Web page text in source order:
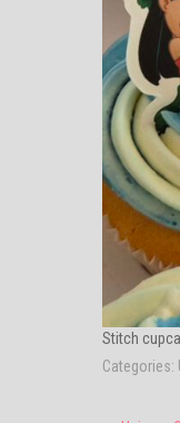
Stitch
Categories:
Post